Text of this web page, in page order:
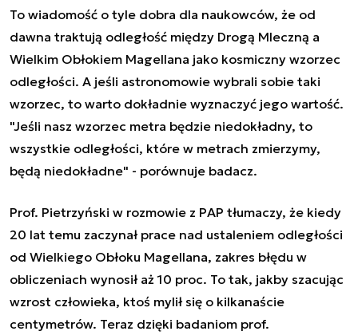
To wiadomość o tyle dobra dla naukowców, że od
dawna traktują odległość między Drogą Mleczną a
Wielkim Obłokiem Magellana jako kosmiczny wzorzec
odległości. A jeśli astronomowie wybrali sobie taki
wzorzec, to warto dokładnie wyznaczyć jego wartość.
"Jeśli nasz wzorzec metra będzie niedokładny, to
wszystkie odległości, które w metrach zmierzymy,
będą niedokładne" - porównuje badacz.
Prof. Pietrzyński w rozmowie z PAP tłumaczy, że kiedy
20 lat temu zaczynał prace nad ustaleniem odległości
od Wielkiego Obłoku Magellana, zakres błędu w
obliczeniach wynosił aż 10 proc. To tak, jakby szacując
wzrost człowieka, ktoś mylił się o kilkanaście
centymetrów. Teraz dzięki badaniom prof.